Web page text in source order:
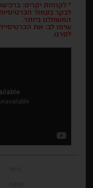
* לקוחות יקרים:
לבקר בעמוד
המשתלם ביותר.
שימו לב: את
לסרט.
בימוי
הפקה